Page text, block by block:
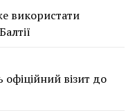
використати
візит до